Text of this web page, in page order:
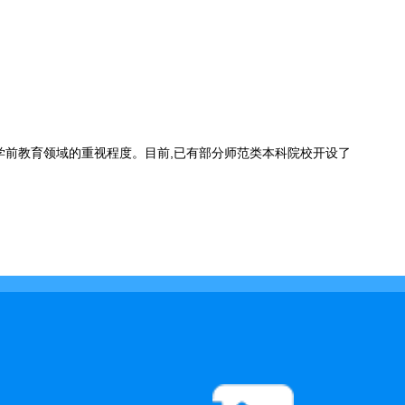
教育领域的重视程度。目前,已有部分师范类本科院校开设了